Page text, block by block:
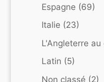
Espagne (69)
Italie (23)
L'Angleterre
Latin (5)
Non classé (2)